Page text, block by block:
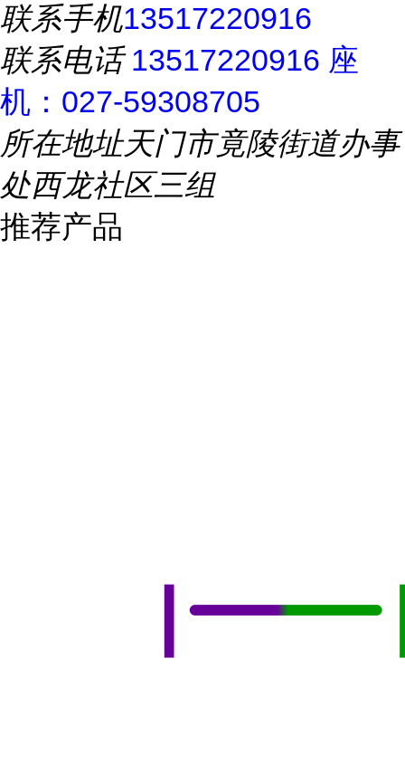
联系手机13517220916
联系电话13517220916 座
机：027-59308705
所在地址天门市竟陵街道办事
处西龙社区三组
推荐产品